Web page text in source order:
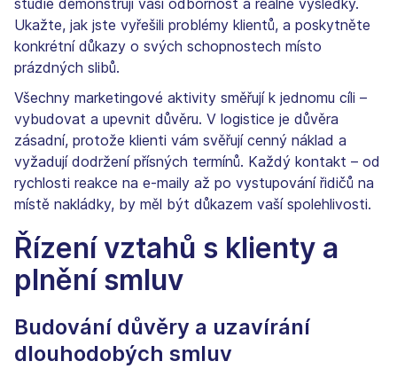
studie demonstrují vaši odbornost a reálné výsledky.
Ukažte, jak jste vyřešili problémy klientů, a poskytněte
konkrétní důkazy o svých schopnostech místo
prázdných slibů.
Všechny marketingové aktivity směřují k jednomu cíli –
vybudovat a upevnit důvěru. V logistice je důvěra
zásadní, protože klienti vám svěřují cenný náklad a
vyžadují dodržení přísných termínů. Každý kontakt – od
rychlosti reakce na e-maily až po vystupování řidičů na
místě nakládky, by měl být důkazem vaší spolehlivosti.
Řízení vztahů s klienty a
plnění smluv
Budování důvěry a uzavírání
dlouhodobých smluv